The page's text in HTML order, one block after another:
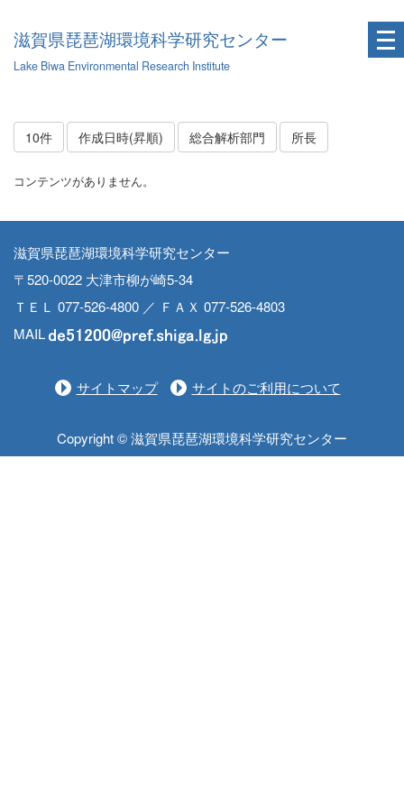
滋賀県琵琶湖環境科学研究センター
Lake Biwa Environmental Research Institute
10件 作成日時(昇順) 総合解析部門 所長
コンテンツがありません。
滋賀県琵琶湖環境科学研究センター
〒520-0022 大津市柳が崎5-34
ＴＥＬ 077-526-4800 ／ ＦＡＸ 077-526-4803
MAIL
サイトマップ サイトのご利用について
Copyright © 滋賀県琵琶湖環境科学研究センター